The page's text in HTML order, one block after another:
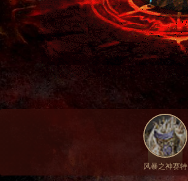
风暴之神赛特